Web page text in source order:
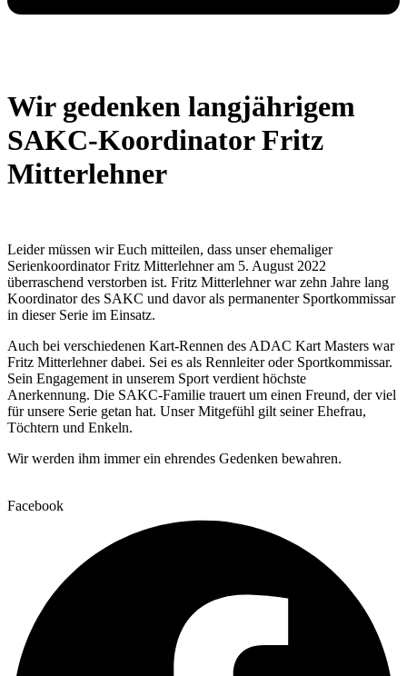
Wir gedenken langjährigem
SAKC-Koordinator Fritz
Mitterlehner
Leider müssen wir Euch mitteilen, dass unser ehemaliger
Serienkoordinator Fritz Mitterlehner am 5. August 2022
überraschend verstorben ist. Fritz Mitterlehner war zehn Jahre lang
Koordinator des SAKC und davor als permanenter Sportkommissar
in dieser Serie im Einsatz.
Auch bei verschiedenen Kart-Rennen des ADAC Kart Masters war
Fritz Mitterlehner dabei. Sei es als Rennleiter oder Sportkommissar.
Sein Engagement in unserem Sport verdient höchste
Anerkennung. Die SAKC-Familie trauert um einen Freund, der viel
für unsere Serie getan hat. Unser Mitgefühl gilt seiner Ehefrau,
Töchtern und Enkeln.
Wir werden ihm immer ein ehrendes Gedenken bewahren.
Facebook